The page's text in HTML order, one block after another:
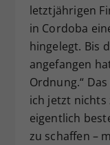
letztjährigen
in Cordoba
hingelegt. Bis
angefangen
Ordnung.“
ich jetzt nichts
eigentlich
zu schaffen –